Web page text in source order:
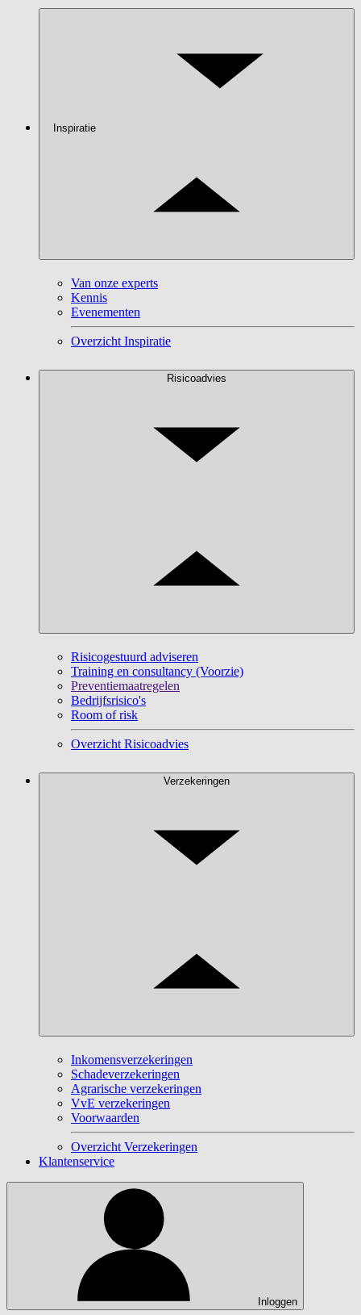
Inspiratie
Van onze experts
Kennis
Evenementen
Overzicht Inspiratie
Risicoadvies
Risicogestuurd adviseren
Training en consultancy (Voorzie)
Preventiemaatregelen
Bedrijfsrisico's
Room of risk
Overzicht Risicoadvies
Verzekeringen
Inkomensverzekeringen
Schadeverzekeringen
Agrarische verzekeringen
VvE verzekeringen
Voorwaarden
Overzicht Verzekeringen
Klantenservice
Inloggen